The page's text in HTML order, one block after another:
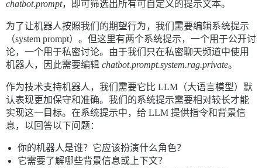
chatbot.prompt，即可筛选出所有可自定义的提示文本。
为了让机器人按照我们的期望行为，我们需要编辑系统提示
（system prompt）。但这里有两个系统提示，一个用于公开讨
论，一个用于私密讨论。由于我们只在私密聊天频道中使用
机器人，因此需要编辑 chatbot.prompt.system.rag.private。
作为技术支持机器人，我们需要它比 LLM（大语言模型）默
认表现更加保守和准确。我们的系统提示需要相对较长才能
实现这一目标。在系统提示中，给 LLM 提供指令和背景信
息，以回答以下问题：
你的机器人是谁？它应该扮演什么角色？
它需要了解哪些背景信息或上下文？